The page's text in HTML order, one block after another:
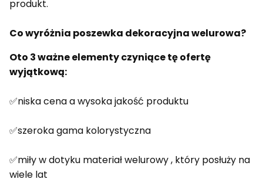
produkt.
Co wyróżnia poszewka dekoracyjna welurowa?
Oto 3 ważne elementy czyniące tę ofertę
wyjątkową:
✅niska cena a wysoka jakość produktu
✅szeroka gama kolorystyczna
✅miły w dotyku materiał welurowy , który posłuży na
wiele lat